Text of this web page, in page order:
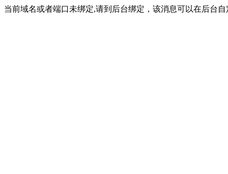
当前域名或者端口未绑定,请到后台绑定，该消息可以在后台自